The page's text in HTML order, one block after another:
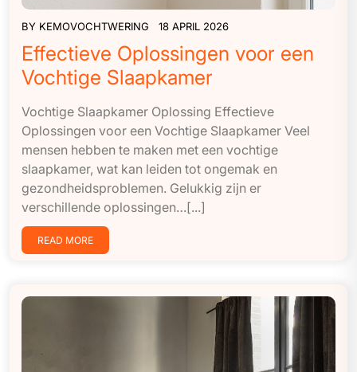
BY KEMOVOCHTWERING 18 APRIL 2026
Effectieve Oplossingen voor een
Vochtige Slaapkamer
Vochtige Slaapkamer Oplossing Effectieve
Oplossingen voor een Vochtige Slaapkamer Veel
mensen hebben te maken met een vochtige
slaapkamer, wat kan leiden tot ongemak en
gezondheidsproblemen. Gelukkig zijn er
verschillende oplossingen…[...]
READ MORE